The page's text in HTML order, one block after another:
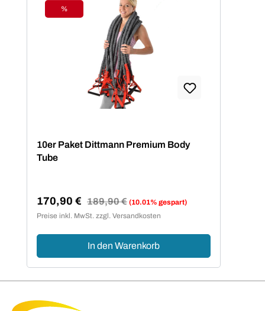
Rabatt
%
10er Paket Dittmann Premium Body
Tube
Verkaufspreis:
170,90 € Regulärer Preis:
189,90 € (10.01% gespart)
Preise inkl. MwSt. zzgl. Versandkosten
In den Warenkorb